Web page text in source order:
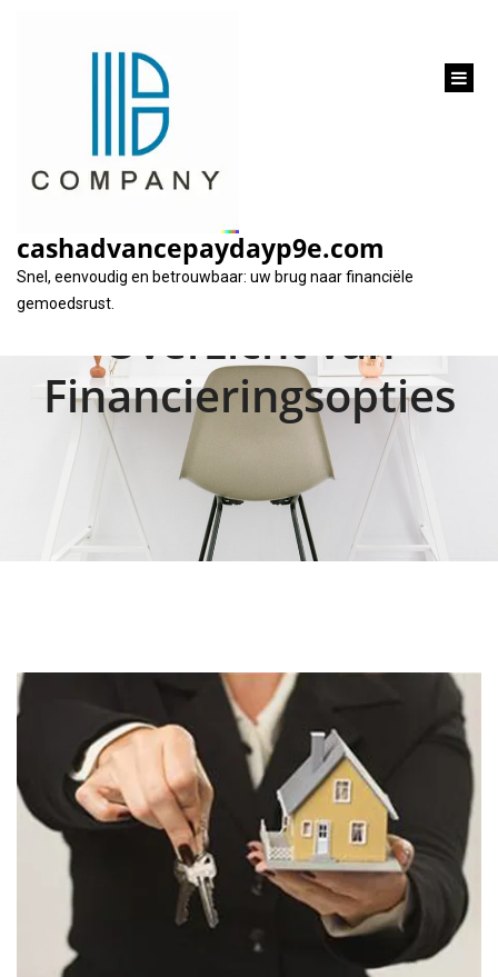
cashadvancepaydayp9e.com
Snel, eenvoudig en betrouwbaar: uw brug naar financiële
gemoedsrust.
Verschillende
Soorten Leningen
voor Huis: Een
Overzicht van
Financieringsopties